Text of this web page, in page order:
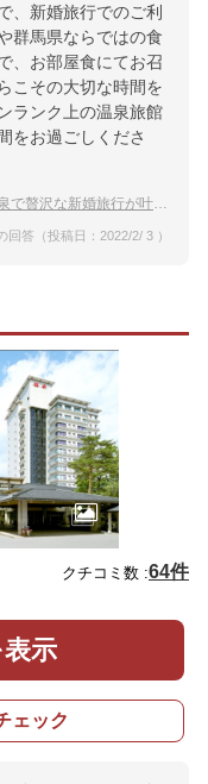
、新婚旅行でのご利
群馬県ならではの食
、お部屋食にてお召
こその大切な時間を
ランク上の温泉旅館
をお過ごしくださ
沢な新婚旅行が叶う宿は？
回答（投稿日：2022/2/ 3 ）
クチコミ数 :64件
示
ェック